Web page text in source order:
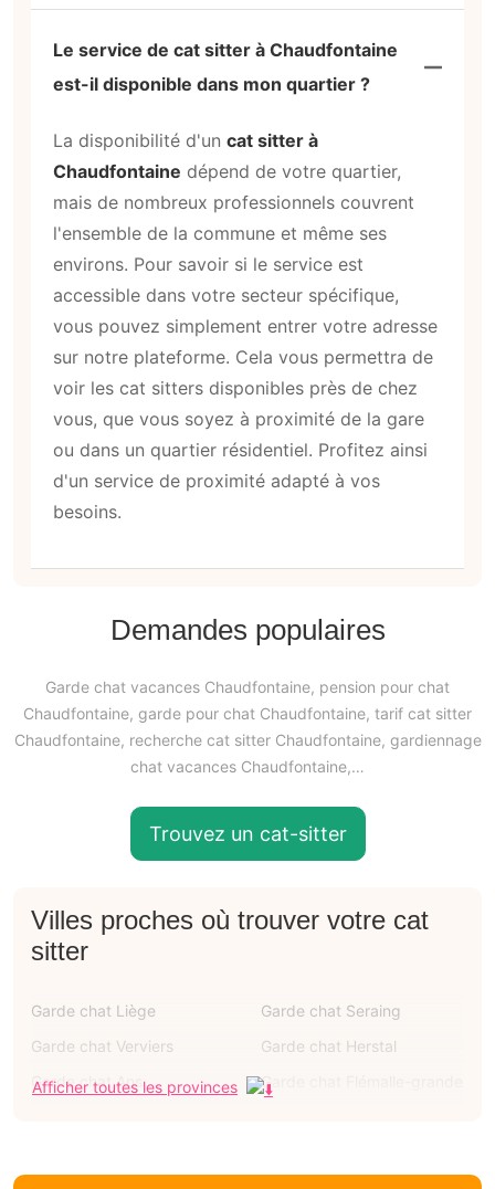
Le service de cat sitter à Chaudfontaine
est-il disponible dans mon quartier ?
La disponibilité d'un cat sitter à
Chaudfontaine dépend de votre quartier,
mais de nombreux professionnels couvrent
l'ensemble de la commune et même ses
environs. Pour savoir si le service est
accessible dans votre secteur spécifique,
vous pouvez simplement entrer votre adresse
sur notre plateforme. Cela vous permettra de
voir les cat sitters disponibles près de chez
vous, que vous soyez à proximité de la gare
ou dans un quartier résidentiel. Profitez ainsi
d'un service de proximité adapté à vos
besoins.
Demandes populaires
Garde chat vacances Chaudfontaine, pension pour chat
Chaudfontaine, garde pour chat Chaudfontaine, tarif cat sitter
Chaudfontaine, recherche cat sitter Chaudfontaine, gardiennage
chat vacances Chaudfontaine,…
Trouvez un cat-sitter
Villes proches où trouver votre cat
sitter
Garde chat Liège
Garde chat Seraing
Garde chat Verviers
Garde chat Herstal
Garde chat Ans
Garde chat Flémalle-grande
Afficher toutes les provinces